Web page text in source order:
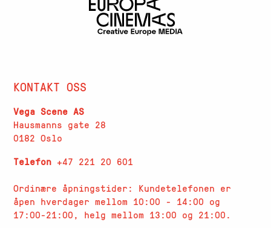
KONTAKT OSS
Vega Scene AS
Hausmanns gate 28
0182 Oslo
Telefon+47 221 20 601
Ordinære åpningstider: Kundetelefonen er
åpen hverdager mellom 10:00 - 14:00 og
17:00-21:00, helg mellom 13:00 og 21:00.